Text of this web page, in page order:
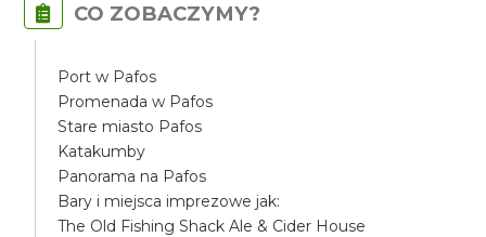
CO ZOBACZYMY?
Port w Pafos
Promenada w Pafos
Stare miasto Pafos
Katakumby
Panorama na Pafos
Bary i miejsca imprezowe jak:
The Old Fishing Shack Ale & Cider House